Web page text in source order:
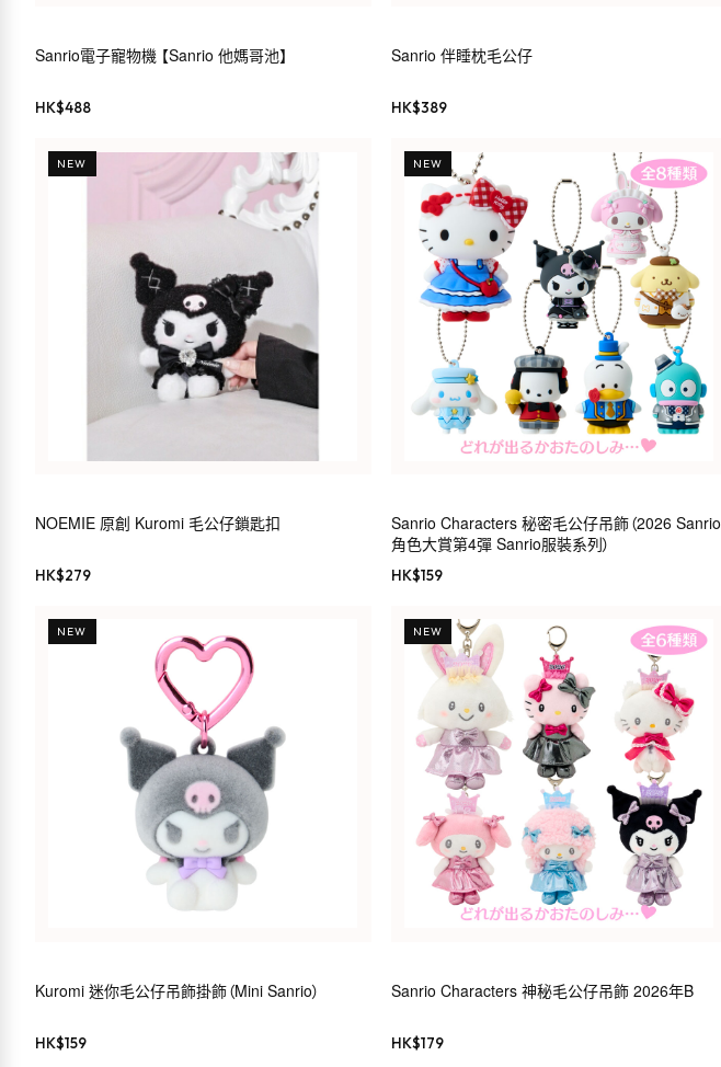
Sanrio電子寵物機 【Sanrio 他媽哥池】
HK$488
Sanrio 伴睡枕毛公仔
HK$389
NEW
NOEMIE 原創 Kuromi 毛公仔鎖匙扣
HK$279
NEW
Sanrio Characters 秘密毛公仔吊飾（2026 Sanrio
角色大賞第4彈 Sanrio服裝系列）
HK$159
NEW
Kuromi 迷你毛公仔吊飾掛飾（Mini Sanrio）
HK$159
NEW
Sanrio Characters 神秘毛公仔吊飾 2026年B
HK$179